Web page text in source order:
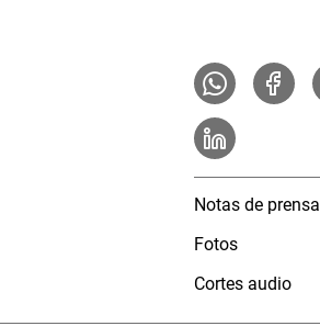
Notas de prensa
Fotos
Cortes audio